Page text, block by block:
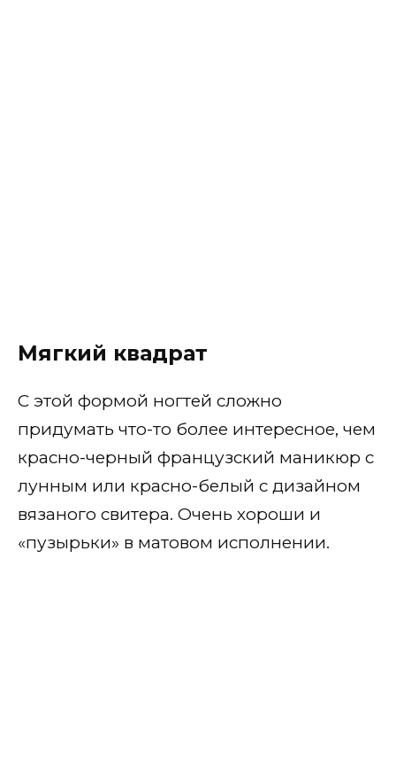
Мягкий квадрат
С этой формой ногтей сложно
придумать что-то более интересное, чем
красно-черный французский маникюр с
лунным или красно-белый с дизайном
вязаного свитера. Очень хороши и
«пузырьки» в матовом исполнении.